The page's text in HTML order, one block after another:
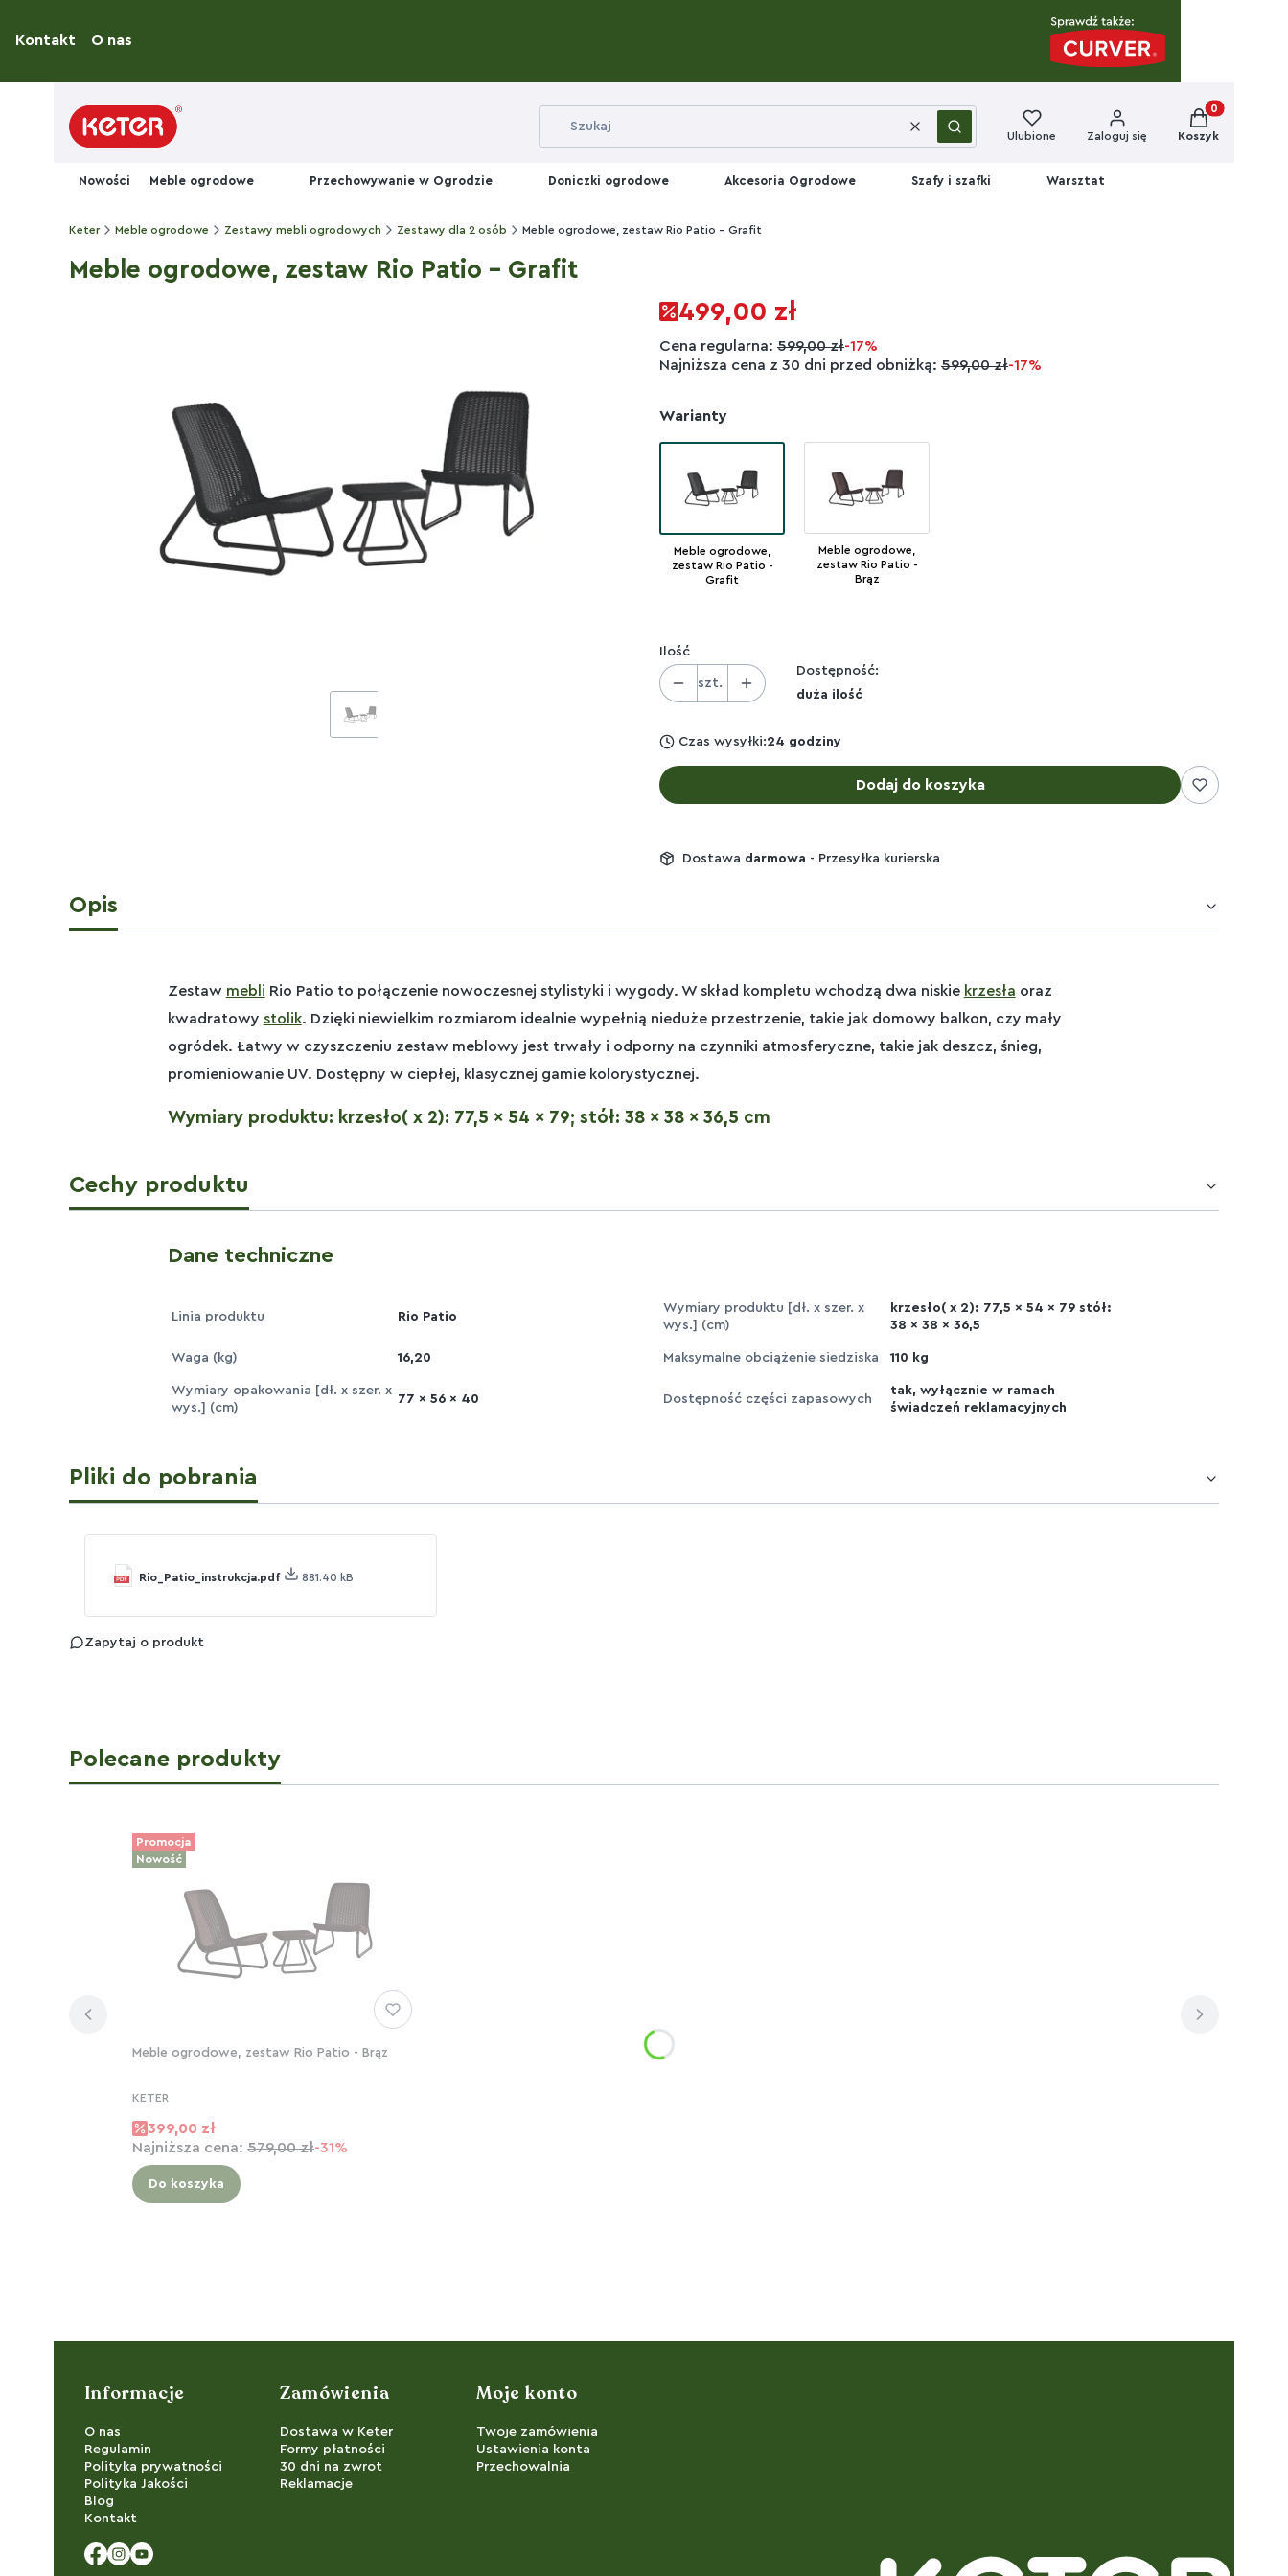
Kontakt O nas
WyczyśćSzukaj Ulubione Zaloguj się
Produkty w
Koszyk
Nowości Meble ogrodowe Przechowywanie w Ogrodzie Doniczki ogrodowe Akcesoria Ogrodowe Szafy i szafki Warsztat
Keter Meble ogrodowe Zestawy mebli ogrodowych Zestawy dla 2 osób Meble ogrodowe, zestaw Rio Patio - Grafit
Meble ogrodowe, zestaw Rio Patio - Grafit
499,00 zł
Cena regularna: 599,00 zł-17%
Najniższa cena z 30 dni przed obniżką: 599,00 zł-17%
Warianty
Meble ogrodowe,
zestaw Rio Patio -
Grafit
Meble ogrodowe,
zestaw Rio Patio -
Brąz
Ilość
szt.
Dostępność:
duża ilość
Czas wysyłki:24 godziny
Dodaj do koszyka
Dostawa darmowa - Przesyłka kurierska
Opis
Zestaw mebli Rio Patio to połączenie nowoczesnej stylistyki i wygody. W skład kompletu wchodzą dwa niskie krzesła oraz
kwadratowy stolik. Dzięki niewielkim rozmiarom idealnie wypełnią nieduże przestrzenie, takie jak domowy balkon, czy mały
ogródek. Łatwy w czyszczeniu zestaw meblowy jest trwały i odporny na czynniki atmosferyczne, takie jak deszcz, śnieg,
promieniowanie UV. Dostępny w ciepłej, klasycznej gamie kolorystycznej.
Wymiary produktu: krzesło( x 2): 77,5 x 54 x 79; stół: 38 x 38 x 36,5 cm
Cechy produktu
Dane techniczne
Linia produktu Rio Patio
Wymiary produktu [dł. x szer. x
wys.] (cm)
krzesło( x 2): 77,5 x 54 x 79 stół:
38 x 38 x 36,5
Waga (kg) 16,20 Maksymalne obciążenie siedziska 110 kg
Wymiary opakowania [dł. x szer. x
wys.] (cm)
77 x 56 x 40 Dostępność części zapasowych
tak, wyłącznie w ramach
świadczeń reklamacyjnych
Pliki do pobrania
Rio_Patio_instrukcja.pdf 881.40 kB
Zapytaj o produkt
Polecane produkty
Promocja
Nowość
Meble ogrodowe, zestaw Rio Patio - Brąz
KETER
399,00 zł
Najniższa cena: 579,00 zł-31%
Do koszyka
Linki w stopce
Informacje
O nas
Regulamin
Polityka prywatności
Polityka Jakości
Blog
Kontakt
Zamówienia
Dostawa w Keter
Formy płatności
30 dni na zwrot
Reklamacje
Moje konto
Twoje zamówienia
Ustawienia konta
Przechowalnia
Facebook
Instagram
YouTube